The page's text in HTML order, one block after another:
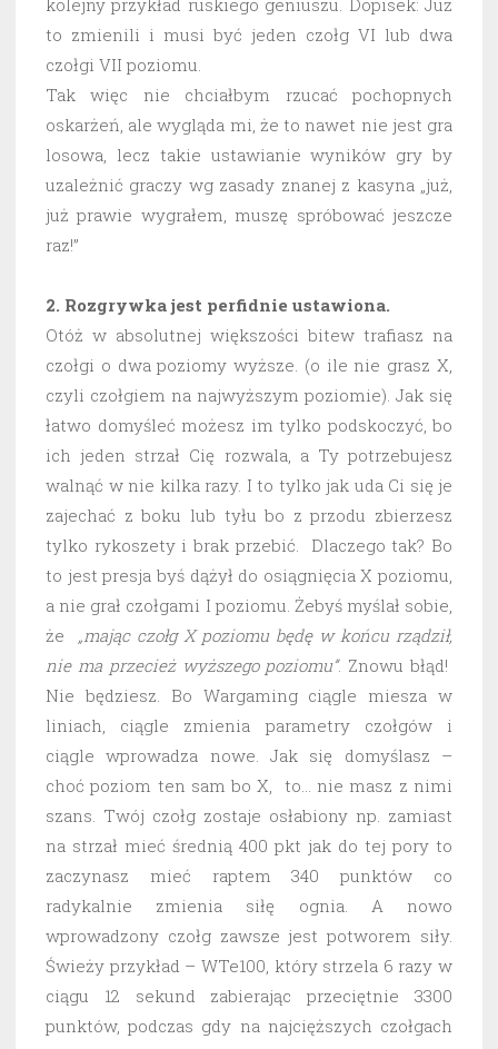
kolejny przykład ruskiego geniuszu. Dopisek: Już
to zmienili i musi być jeden czołg VI lub dwa
czołgi VII poziomu.
Tak więc nie chciałbym rzucać pochopnych
oskarżeń, ale wygląda mi, że to nawet nie jest gra
losowa, lecz takie ustawianie wyników gry by
uzależnić graczy wg zasady znanej z kasyna „już,
już prawie wygrałem, muszę spróbować jeszcze
raz!”
2. Rozgrywka jest perfidnie ustawiona.
Otóż w absolutnej większości bitew trafiasz na
czołgi o dwa poziomy wyższe. (o ile nie grasz X,
czyli czołgiem na najwyższym poziomie). Jak się
łatwo domyśleć możesz im tylko podskoczyć, bo
ich jeden strzał Cię rozwala, a Ty potrzebujesz
walnąć w nie kilka razy. I to tylko jak uda Ci się je
zajechać z boku lub tyłu bo z przodu zbierzesz
tylko rykoszety i brak przebić. Dlaczego tak? Bo
to jest presja byś dążył do osiągnięcia X poziomu,
a nie grał czołgami I poziomu. Żebyś myślał sobie,
że „mając czołg X poziomu będę w końcu rządził,
nie ma przecież wyższego poziomu”. Znowu błąd!
Nie będziesz. Bo Wargaming ciągle miesza w
liniach, ciągle zmienia parametry czołgów i
ciągle wprowadza nowe. Jak się domyślasz –
choć poziom ten sam bo X, to… nie masz z nimi
szans. Twój czołg zostaje osłabiony np. zamiast
na strzał mieć średnią 400 pkt jak do tej pory to
zaczynasz mieć raptem 340 punktów co
radykalnie zmienia siłę ognia. A nowo
wprowadzony czołg zawsze jest potworem siły.
Świeży przykład – WTe100, który strzela 6 razy w
ciągu 12 sekund zabierając przeciętnie 3300
punktów, podczas gdy na najcięższych czołgach